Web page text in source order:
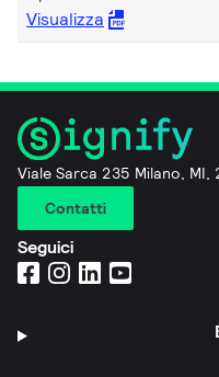
Visualizza
Viale Sarca 235 Milano, MI,
Contatti
Seguici